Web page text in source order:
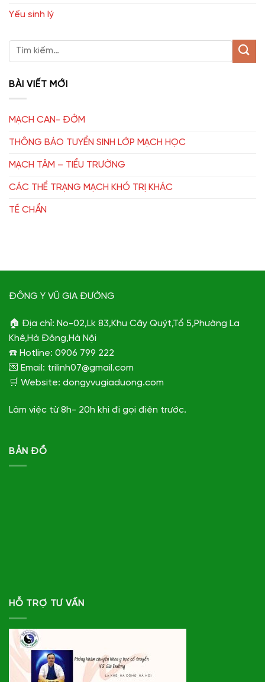
Yếu sinh lý
BÀI VIẾT MỚI
MẠCH CAN- ĐỞM
THÔNG BÁO TUYỂN SINH LỚP MẠCH HỌC
MẠCH TÂM – TIỂU TRƯỜNG
CÁC THỂ TRẠNG MẠCH KHÓ TRỊ KHÁC
TỀ CHẨN
ĐÔNG Y VŨ GIA ĐƯỜNG
🏠 Địa chỉ: No-02,Lk 83,Khu Cây Quýt,Tổ 5,Phường La
Khê,Hà Đông,Hà Nội
☎️ Hotline: 0906 799 222
💌 Email: trilinh07@gmail.com
🛒 Website: dongyvugiaduong.com
Làm việc từ 8h- 20h khi đi gọi điện trước.
BẢN ĐỒ
HỖ TRỢ TƯ VẤN